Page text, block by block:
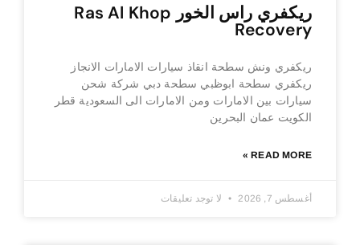
ريكفري راس الخور Ras Al Khop
Recovery
ريكفري ونش سطحة انقاذ سيارات الامارات الانجاز
ريكفري سطحة ابوظبي سطحة دبي شركة شحن
سيارات بين الامارات ومن الامارات الى السعودية قطر
الكويت عمان البحرين
READ MORE »
أغسطس 7, 2026 لا توجد تعليقات